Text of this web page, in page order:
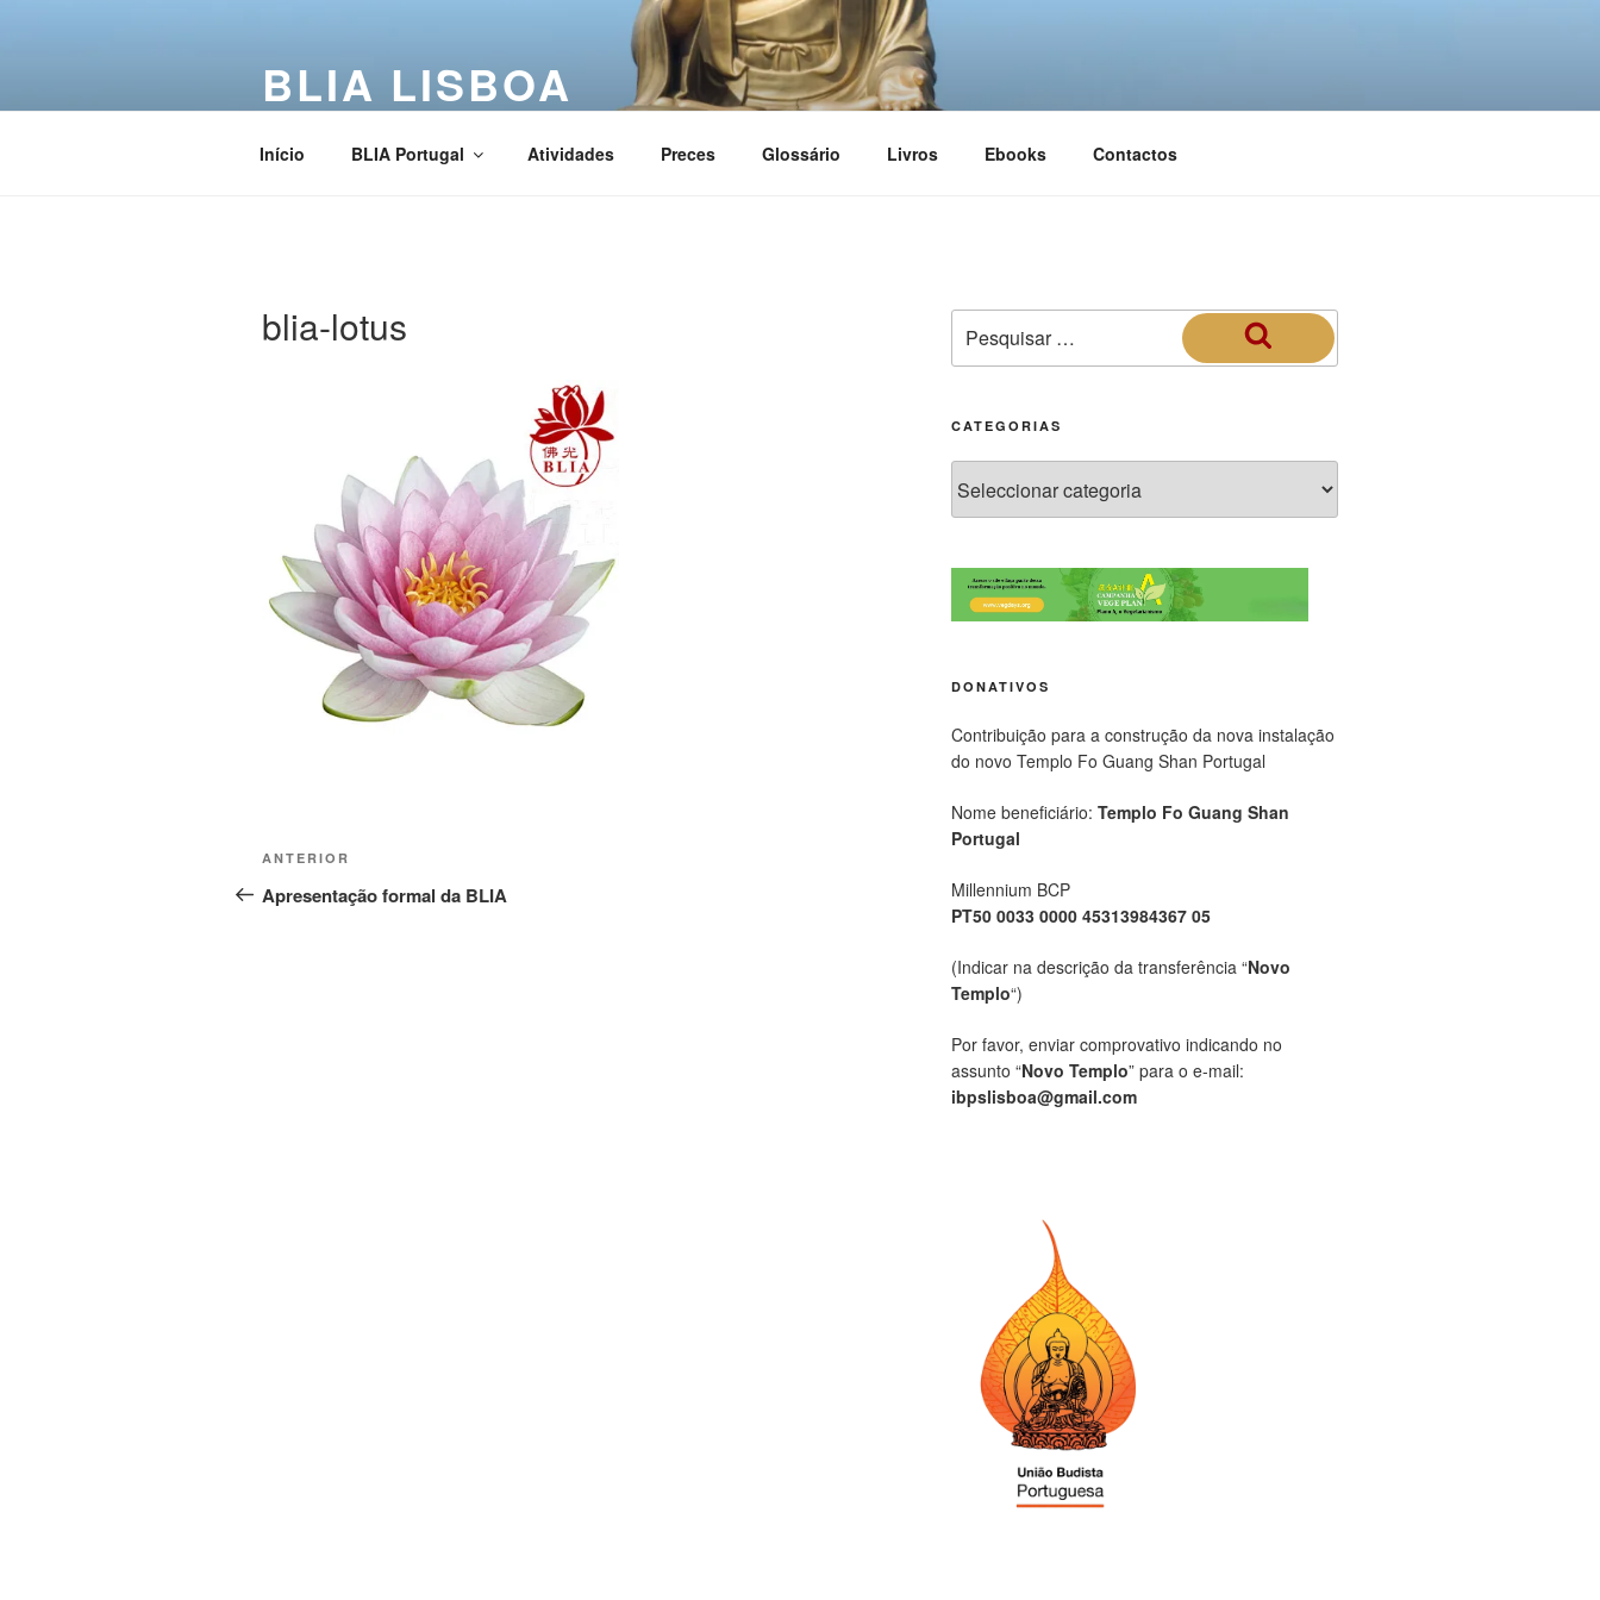
BLIA LISBOA
Início BLIA Portugal Atividades Preces Glossário Livros Ebooks Contactos
blia-lotus
ANTERIOR
Apresentação formal da BLIA
CATEGORIAS
DONATIVOS
Contribuição para a construção da nova instalação
do novo Templo Fo Guang Shan Portugal
Nome beneficiário: Templo Fo Guang Shan
Portugal
Millennium BCP
PT50 0033 0000 45313984367 05
(Indicar na descrição da transferência “Novo
Templo“)
Por favor, enviar comprovativo indicando no
assunto “Novo Templo” para o e-mail:
ibpslisboa@gmail.com